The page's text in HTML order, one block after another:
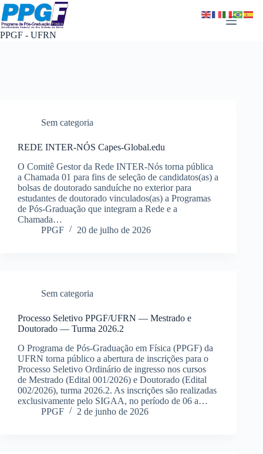
Pular
para
o
conteúdo
PPGF - UFRN
Sem categoria
REDE INTER-NÓS Capes-Global.edu
O Comitê Gestor da Rede INTER-Nós torna pública
a Chamada 01 para fins de seleção de candidatos(as) a
bolsas de doutorado sanduíche no exterior para
estudantes de doutorado vinculados(as) a Programas
de Pós-Graduação que integram a Rede e a
Chamada…
PPGF
20 de julho de 2026
Sem categoria
Processo Seletivo PPGF/UFRN — Mestrado e
Doutorado — Turma 2026.2
O Programa de Pós-Graduação em Física (PPGF) da
UFRN torna público a abertura de inscrições para o
Processo Seletivo Ordinário de ingresso nos cursos
de Mestrado (Edital 001/2026) e Doutorado (Edital
002/2026), turma 2026.2. As inscrições são realizadas
exclusivamente pelo SIGAA, no período de 06 a…
PPGF
2 de junho de 2026